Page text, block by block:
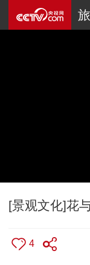
[景观文化]花
4